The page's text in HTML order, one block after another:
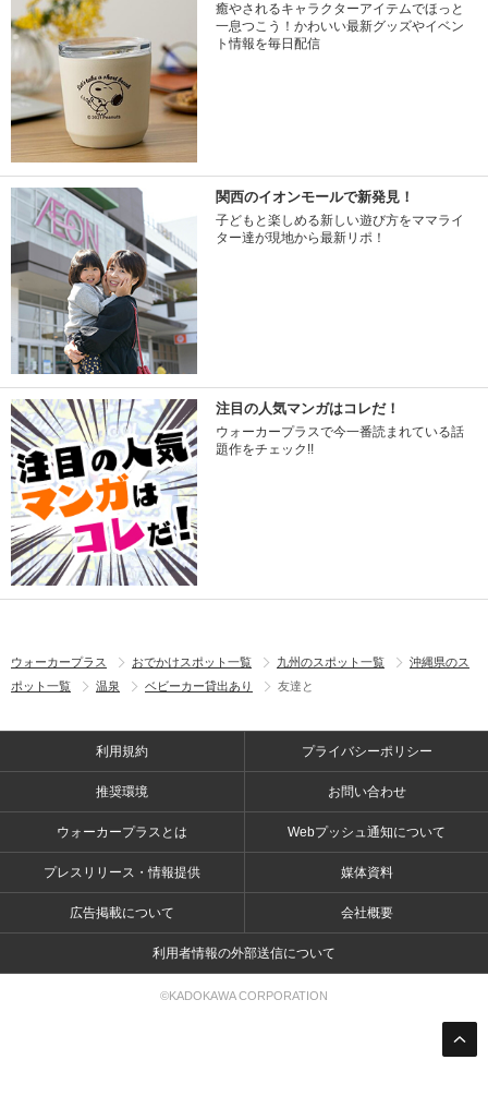
癒やされるキャラクターアイテムでほっと
一息つこう！かわいい最新グッズやイベン
ト情報を毎日配信
関西のイオンモールで新発見！
子どもと楽しめる新しい遊び方をママライ
ター達が現地から最新リポ！
注目の人気マンガはコレだ！
ウォーカープラスで今一番読まれている話
題作をチェック!!
ウォーカープラス おでかけスポット一覧 九州のスポット一覧
沖縄県のス
ポット一覧
温泉 ベビーカー貸出あり 友達と
利用規約 プライバシーポリシー
推奨環境 お問い合わせ
ウォーカープラスとは Webプッシュ通知について
プレスリリース・情報提供 媒体資料
広告掲載について 会社概要
利用者情報の外部送信について
©KADOKAWA CORPORATION